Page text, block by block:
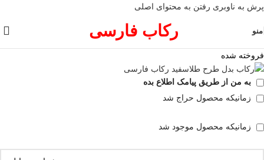
پرش به ناوبری رفتن به محتوای اصلی
منو رکاب فارسی
فروخته شده
به من از طریق پیامک اطلاع بده
زمانیکه محصول حراج شد
زمانیکه محصول موجود شد